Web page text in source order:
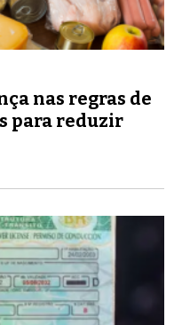
nas regras de
para reduzir